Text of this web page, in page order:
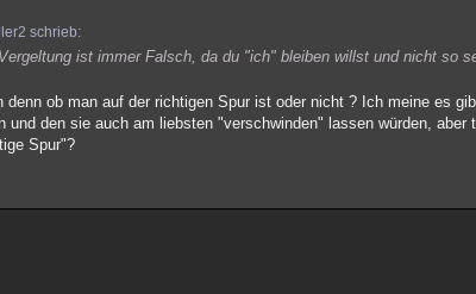
schrieb:
ist immer Falsch, da du "ich" bleiben willst und nicht so
denn ob man auf der richtigen Spur ist oder nicht ? Ich meine es
und den sie auch am liebsten "verschwinden" lassen würden,
Spur"?